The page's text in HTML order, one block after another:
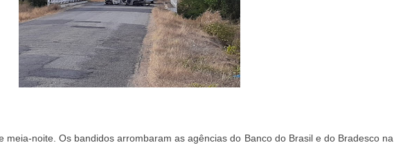
meia-noite. Os bandidos arrombaram as agências do Banco do Brasil e do Bradesco na